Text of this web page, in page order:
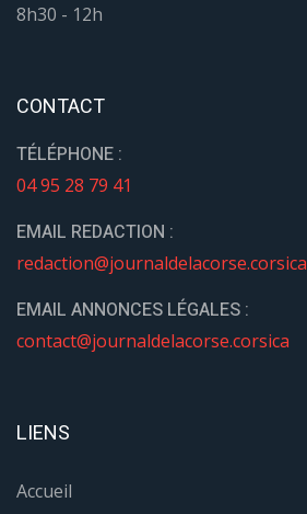
8h30 - 12h
CONTACT
TÉLÉPHONE :
04 95 28 79 41
EMAIL REDACTION :
redaction@journaldelacorse.corsica
EMAIL ANNONCES LÉGALES :
contact@journaldelacorse.corsica
LIENS
Accueil